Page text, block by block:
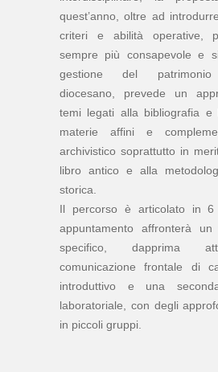
quest’anno, oltre ad
criteri e abilità operative,
sempre più consapevole e
gestione del patrimonio
diocesano, prevede un
temi legati alla bibliografia e
materie affini e
archivistico soprattutto in
libro antico e alla
storica.
Il percorso è articolato in
appuntamento affronterà
specifico, dapprima
comunicazione frontale di
introduttivo e una
laboratoriale, con degli
in piccoli gruppi.